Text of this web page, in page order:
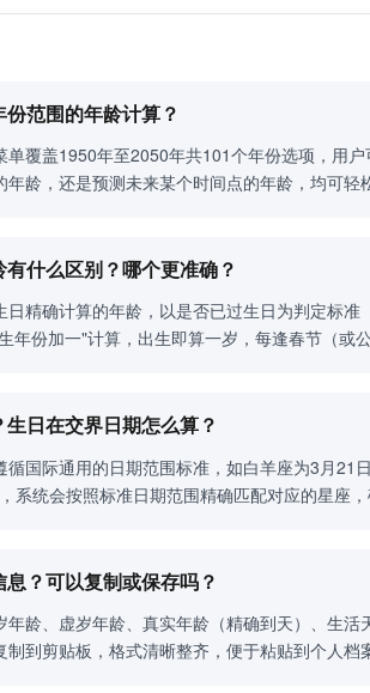
范围的年龄计算？
覆盖1950年至2050年共101个年份选项，用
龄，还是预测未来某个时间点的年龄，均可轻
什么区别？哪个更准确？
日精确计算的年龄，以是否已过生日为判定标
年份加一"计算，出生即算一岁，每逢春节（或
日在交界日期怎么算？
循国际通用的日期范围标准，如白羊座为3月
系统会按照标准日期范围精确匹配对应的星座，
？可以复制或保存吗？
年龄、虚岁年龄、真实年龄（精确到天）、生
到剪贴板，格式清晰整齐，便于粘贴到个人档